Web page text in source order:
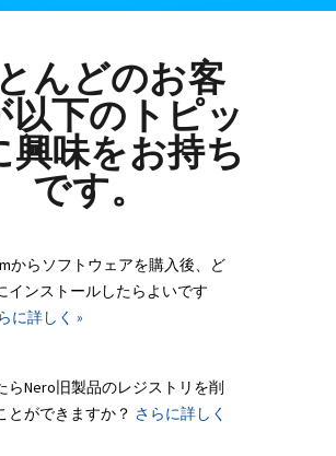
んどのお客
以下のトピッ
興味をお持ち
です。
からソフトウェアを購入後、ど
インストールしたらよいです
に詳しく »
らNero旧製品のレジストリを削
とができますか？ さらに詳しく